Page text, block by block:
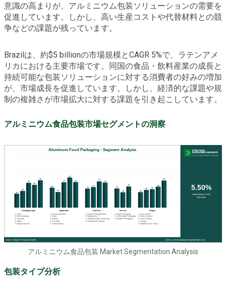
意識の高まりが、アルミニウム包装ソリューションの需要を
促進しています。しかし、高い生産コストや代替材料との競
争などの課題が残っています。
Brazilは、約$5 billionの市場規模とCAGR 5%で、ラテンアメ
リカにおける主要市場です。同国の食品・飲料産業の成長と
持続可能な包装ソリューションに対する消費者の好みの増加
が、市場成長を促進しています。しかし、経済的な課題や規
制の複雑さが市場拡大に対する課題を引き起こしています。
アルミニウム食品包装市場セグメントの洞察
アルミニウム食品包装 Market Segmentation Analysis
包装タイプ分析